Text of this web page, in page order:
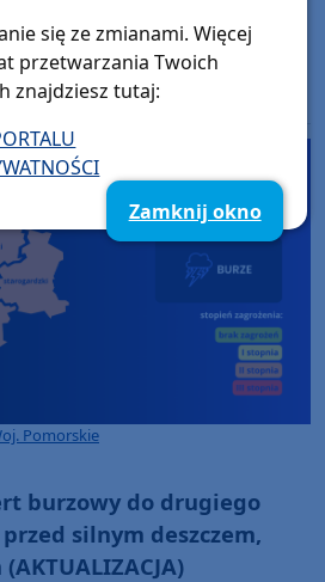
Sączu, Chojniczanka
w Nowym Targu. Dziś
w Pucharze Polski
Pomorskie
burzowy do drugiego
silnym deszczem,
się ze zmianami. Więcej
przetwarzania Twoich
znajdziesz tutaj:
Zamknij okno